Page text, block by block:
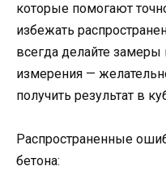
которые помогают
избежать
всегда делайте
измерения —
получить результат в
Распространенные
бетона: